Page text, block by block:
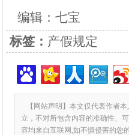
编辑：七宝
标签： 产假规定
【网站声明】本文仅代表作者
立，不对所包含内容的准确性、
容均来自互联网,如不慎侵害的您